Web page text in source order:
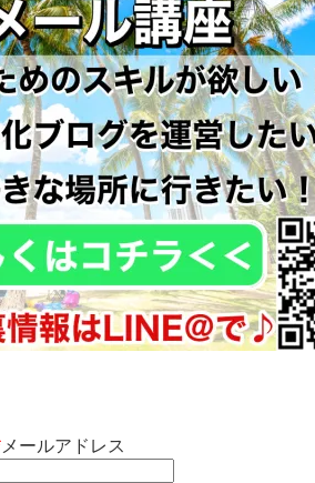
メールアドレス